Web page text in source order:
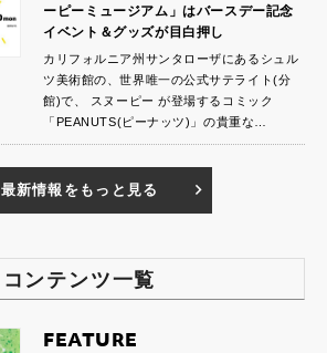
ーピーミュージアム」はバースデー記念
イベント＆グッズが目白押し
カリフォルニア州サンタローザにあるシュル
ツ美術館の、世界唯一の公式サテライト(分
館)で、 スヌーピー が登場するコミック
「PEANUTS(ピーナッツ)」の貴重な…
最新情報をもっと見る
コンテンツ一覧
FEATURE